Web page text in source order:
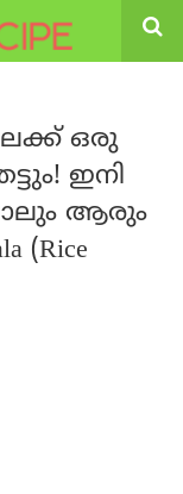
ഒരു
ഇനി
ആരും
(Rice